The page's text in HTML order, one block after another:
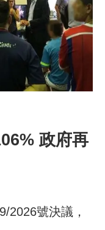
政府再
2026號決議，